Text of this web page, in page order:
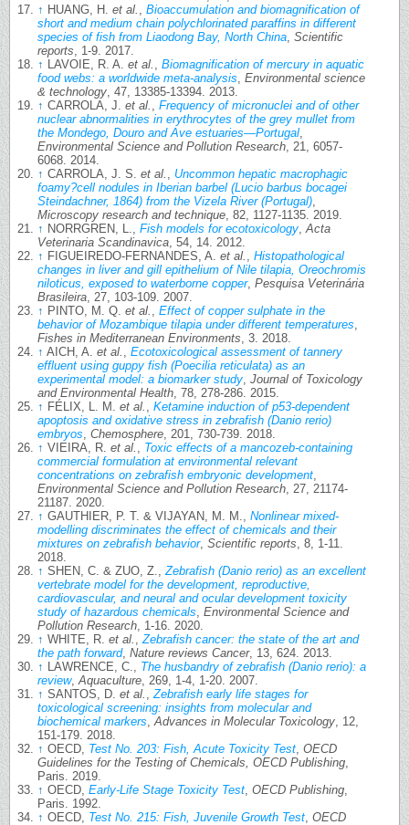
↑ HUANG, H. et al.
Bioaccumulation and biomagnification of
short and medium chain polychlorinated paraffins in different
species of fish from Liaodong Bay, North China Scientific
reports , 1-9. 2017.
↑ LAVOIE, R. A. et al.
Biomagnification of mercury in aquatic
food webs: a worldwide meta-analysis Environmental science
& technology , 47, 13385-13394. 2013.
↑ CARROLA, J. et al.
Frequency of micronuclei and of other
nuclear abnormalities in erythrocytes of the grey mullet from
the Mondego, Douro and Ave estuaries—Portugal
Environmental Science and Pollution Research , 21, 6057-
6068. 2014.
↑ CARROLA, J. S. et al.
Uncommon hepatic macrophagic
foamy?cell nodules in Iberian barbel (Lucio barbus bocagei
Steindachner, 1864) from the Vizela River (Portugal)
Microscopy research and technique , 82, 1127-1135. 2019.
↑ NORRGREN, L., Fish models for ecotoxicology Acta
Veterinaria Scandinavica , 54, 14. 2012.
↑ FIGUEIREDO-FERNANDES, A. et al.
Histopathological
changes in liver and gill epithelium of Nile tilapia, Oreochromis
niloticus, exposed to waterborne copper, Pesquisa Veterinária
Brasileira , 27, 103-109. 2007.
↑ PINTO, M. Q. et al.
Effect of copper sulphate in the
behavior of Mozambique tilapia under different temperatures
Fishes in Mediterranean Environments , 3. 2018.
↑ AICH, A. et al.
Ecotoxicological assessment of tannery
effluent using guppy fish (Poecilia reticulata) as an
experimental model: a biomarker study Journal of Toxicology
and Environmental Health , 78, 278-286. 2015.
↑ FÉLIX, L. M. et al.
Ketamine induction of p53-dependent
apoptosis and oxidative stress in zebrafish (Danio rerio)
embryos Chemosphere , 201, 730-739. 2018.
↑ VIEIRA, R. et al.
Toxic effects of a mancozeb-containing
commercial formulation at environmental relevant
concentrations on zebrafish embryonic development
Environmental Science and Pollution Research , 27, 21174-
21187. 2020.
↑ GAUTHIER, P. T. & VIJAYAN, M. M., Nonlinear mixed-
modelling discriminates the effect of chemicals and their
mixtures on zebrafish behavior, Scientific reports , 8, 1-11.
2018.
↑ SHEN, C. & ZUO, Z., Zebrafish (Danio rerio) as an excellent
vertebrate model for the development, reproductive,
cardiovascular, and neural and ocular development toxicity
study of hazardous chemicals Environmental Science and
Pollution Research , 1-16. 2020.
↑ WHITE, R. et al.
Zebrafish cancer: the state of the art and
the path forward, Nature reviews Cancer, 13, 624. 2013.
↑ LAWRENCE, C., The husbandry of zebrafish (Danio rerio): a
review, Aquaculture , 269, 1-4, 1-20. 2007.
↑ SANTOS, D. et al.
Zebrafish early life stages for
toxicological screening: insights from molecular and
biochemical markers Advances in Molecular Toxicology , 12,
151-179. 2018.
↑ OECD, Test No. 203: Fish, Acute Toxicity Test OECD
Guidelines for the Testing of Chemicals, OECD Publishing
Paris. 2019.
↑ OECD, Early-Life Stage Toxicity Test OECD Publishing
Paris. 1992.
↑ OECD, Test No. 215: Fish, Juvenile Growth Test OECD